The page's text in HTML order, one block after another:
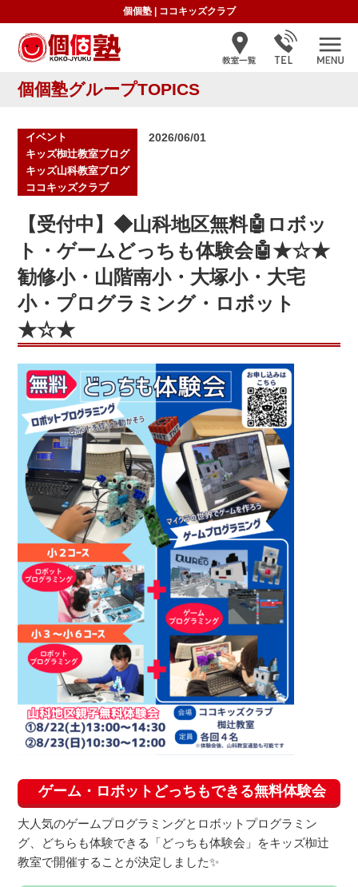
個個塾| ココキッズクラブ
個個塾グループTOPICS
投2026/06/01
イベント
キッズ椥辻教室ブログ
キッズ山科教室ブログ
ココキッズクラブ
【受付中】◆山科地区無料🤖ロボッ
ト・ゲームどっちも体験会🤖★☆★
勧修小・山階南小・大塚小・大宅
小・プログラミング・ロボット
★☆★
ゲーム・ロボットどっちもできる無料体験会
大人気のゲームプログラミングとロボットプログラミン
グ、どちらも体験できる「どっちも体験会」をキッズ椥辻
教室で開催することが決定しました✨